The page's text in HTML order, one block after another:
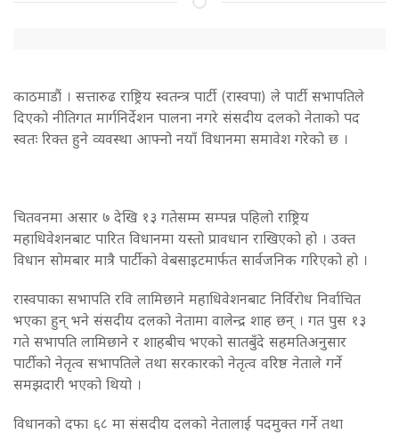
काठमाडौं । सत्तारुढ राष्ट्रिय स्वतन्त्र पार्टी (रास्वपा) ले पार्टी सभापतिले
दिएको नीतिगत मार्गनिर्देशन पालना नगरे संसदीय दलको नेताको पद
स्वतः रिक्त हुने व्यवस्था आफ्नो नयाँ विधानमा समावेश गरेको छ ।
चितवनमा असार ७ देखि १३ गतेसम्म सम्पन्न पहिलो राष्ट्रिय
महाधिवेशनबाट पारित विधानमा यस्तो प्रावधान राखिएको हो । उक्त
विधान सोमबार मात्रै पार्टीको वेबसाइटमार्फत सार्वजनिक गरिएको हो ।
रास्वपाका सभापति रवि लामिछाने महाधिवेशनबाट निर्विरोध निर्वाचित
भएका हुन् भने संसदीय दलको नेतामा वालेन्द्र शाह छन् । गत पुस १३
गते सभापति लामिछाने र शाहबीच भएको सातबुँदे सहमतिअनुसार
पार्टीको नेतृत्व सभापतिले तथा सरकारको नेतृत्व वरिष्ठ नेताले गर्ने
समझदारी भएको थियो ।
विधानको दफा ६८ मा संसदीय दलको नेतालाई पदमुक्त गर्ने तथा